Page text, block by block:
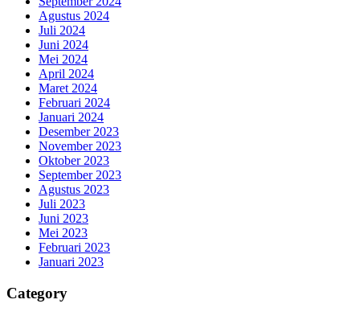
Agustus 2024
Juli 2024
Juni 2024
Mei 2024
April 2024
Maret 2024
Februari 2024
Januari 2024
Desember 2023
November 2023
Oktober 2023
September 2023
Agustus 2023
Juli 2023
Juni 2023
Mei 2023
Februari 2023
Januari 2023
Category